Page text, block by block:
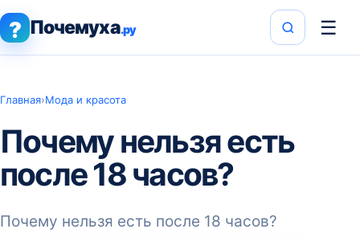
? Почемуха.ру ☰
Главная›Мода и красота
Почему нельзя есть
после 18 часов?
Почему нельзя есть после 18 часов?